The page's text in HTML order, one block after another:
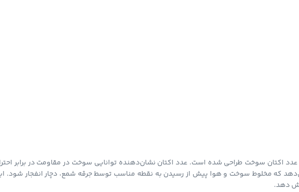
اکتان سوخت طراحی شده است. عدد اکتان نشان‌دهنده توانایی سوخت در مقاومت در برابر
که مخلوط سوخت و هوا پیش از رسیدن به نقطه مناسب توسط جرقه شمع، دچار انفجار شود.
دهد.